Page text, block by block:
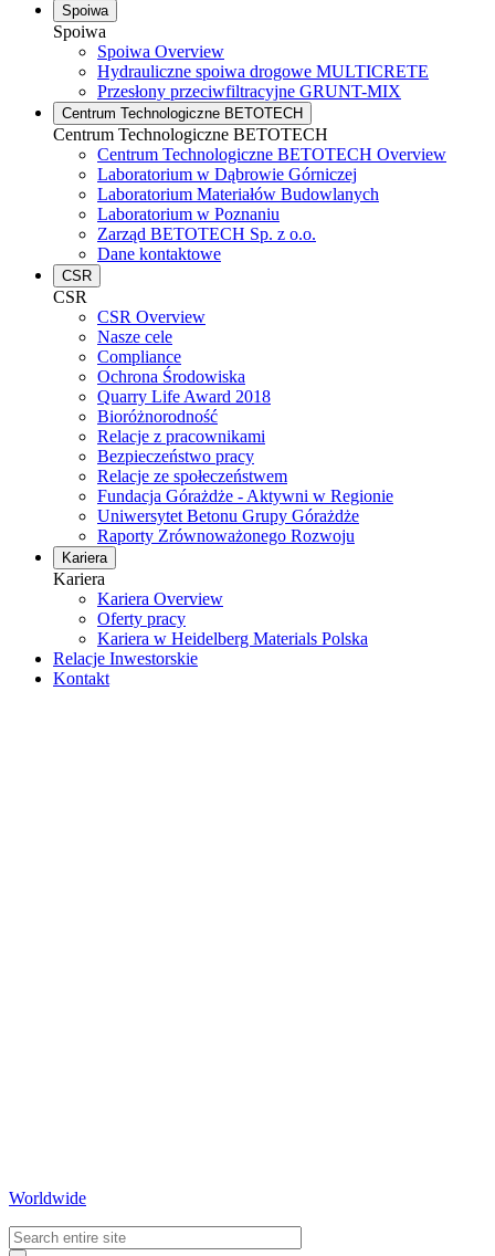
Spoiwa
Spoiwa
Spoiwa Overview
Hydrauliczne spoiwa drogowe MULTICRETE
Przesłony przeciwfiltracyjne GRUNT-MIX
Centrum Technologiczne BETOTECH
Centrum Technologiczne BETOTECH
Centrum Technologiczne BETOTECH Overview
Laboratorium w Dąbrowie Górniczej
Laboratorium Materiałów Budowlanych
Laboratorium w Poznaniu
Zarząd BETOTECH Sp. z o.o.
Dane kontaktowe
CSR
CSR
CSR Overview
Nasze cele
Compliance
Ochrona Środowiska
Quarry Life Award 2018
Bioróżnorodność
Relacje z pracownikami
Bezpieczeństwo pracy
Relacje ze społeczeństwem
Fundacja Górażdże - Aktywni w Regionie
Uniwersytet Betonu Grupy Górażdże
Raporty Zrównoważonego Rozwoju
Kariera
Kariera
Kariera Overview
Oferty pracy
Kariera w Heidelberg Materials Polska
Relacje Inwestorskie
Kontakt
Worldwide